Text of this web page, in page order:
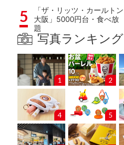
5
「ザ・リッツ・カールトン
大阪」5000円台・食べ放
題
写真ランキング
1 2
4 5